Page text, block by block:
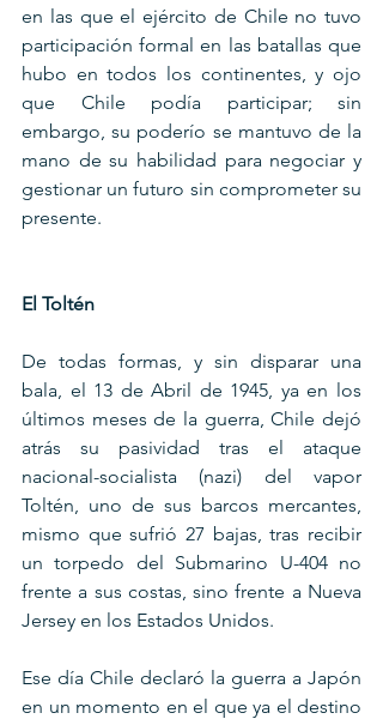
en las que el ejército de Chile no tuvo
participación formal en las batallas que
hubo en todos los continentes, y ojo
que Chile podía participar; sin
embargo, su poderío se mantuvo de la
mano de su habilidad para negociar y
gestionar un futuro sin comprometer su
presente.
El Toltén
De todas formas, y sin disparar una
bala, el 13 de Abril de 1945, ya en los
últimos meses de la guerra, Chile dejó
atrás su pasividad tras el ataque
nacional-socialista (nazi) del vapor
Toltén, uno de sus barcos mercantes,
mismo que sufrió 27 bajas, tras recibir
un torpedo del Submarino U-404 no
frente a sus costas, sino frente a Nueva
Jersey en los Estados Unidos.
Ese día Chile declaró la guerra a Japón
en un momento en el que ya el destino